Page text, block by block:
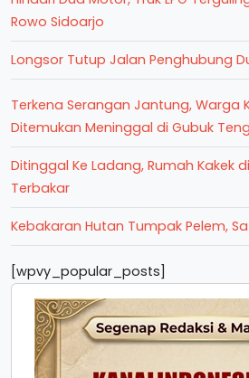
Rowo Sidoarjo
Longsor Tutup Jalan Penghubung
Terkena Serangan Jantung, Warga
Ditemukan Meninggal di Gubuk
Ditinggal Ke Ladang, Rumah Kakek
Terbakar
Kebakaran Hutan Tumpak Pelem,
[wpvy_popular_posts]